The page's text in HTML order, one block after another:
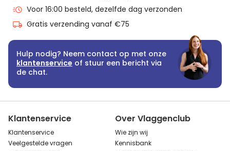
Voor 16:00 besteld, dezelfde dag verzonden
Gratis verzending vanaf €75
Hulp nodig? Neem contact op met onze
klantenservice of stuur een bericht via
de chat.
Klantenservice
Klantenservice
Veelgestelde vragen
Over Vlaggenclub
Wie zijn wij
Kennisbank